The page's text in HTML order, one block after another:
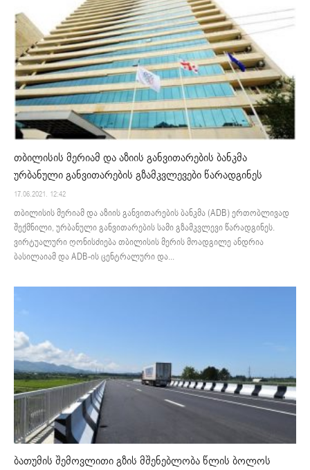
თბილისის მერიამ და აზიის განვითარების ბანკმა
ურბანული განვითარების გზამკვლევები წარადგინეს
17.06.2021. 12:42
თბილისის მერიამ და აზიის განვითარების ბანკმა (ADB) ერთობლივად
შექმნილი, ურბანული განვითარების სამი გზამკვლევი წარადგინეს.
ვირტუალური ღონისძიება თბილისის მერის მოადგილე ანდრია
ბასილაიამ და ADB-ის ცენტრალური და...
ბათუმის შემოვლითი გზის მშენებლობა წლის ბოლოს